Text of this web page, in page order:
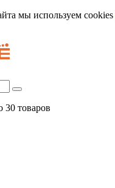
мы используем cookies
30 товаров